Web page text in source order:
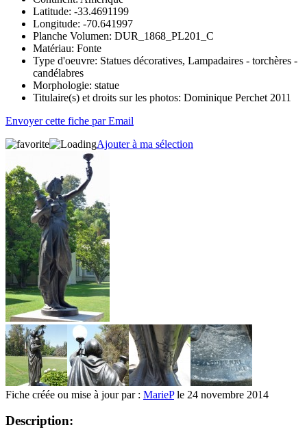
Latitude: -33.4691199
Longitude: -70.641997
Planche Volumen: DUR_1868_PL201_C
Matériau: Fonte
Type d'oeuvre: Statues décoratives, Lampadaires - torchères -
candélabres
Morphologie: statue
Titulaire(s) et droits sur les photos: Dominique Perchet 2011
Envoyer cette fiche par Email
Ajouter à ma sélection
Fiche créée ou mise à jour par : MariePle 24 novembre 2014
Description: